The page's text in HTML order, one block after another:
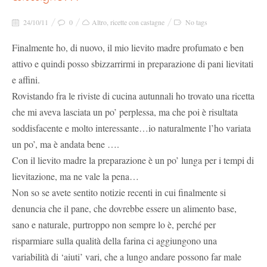
24/10/11 0 Altro ricette con castagne No tags
Finalmente ho, di nuovo, il mio lievito madre profumato e ben
attivo e quindi posso sbizzarrirmi in preparazione di pani lievitati
e affini.
Rovistando fra le riviste di cucina autunnali ho trovato una ricetta
che mi aveva lasciata un po’ perplessa, ma che poi è risultata
soddisfacente e molto interessante…io naturalmente l’ho variata
un po’, ma è andata bene ….
Con il lievito madre la preparazione è un po’ lunga per i tempi di
lievitazione, ma ne vale la pena…
Non so se avete sentito notizie recenti in cui finalmente si
denuncia che il pane, che dovrebbe essere un alimento base,
sano e naturale, purtroppo non sempre lo è, perché per
risparmiare sulla qualità della farina ci aggiungono una
variabilità di ‘aiuti’ vari, che a lungo andare possono far male